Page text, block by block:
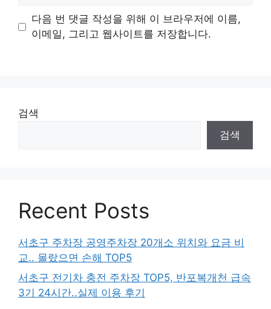
트
다음 번 댓글 작성을 위해 이 브라우저에 이름,
이메일, 그리고 웹사이트를 저장합니다.
검색
검색
Recent Posts
서초구 주차장 공영주차장 20개소 위치와 요금 비
교.. 몰랐으면 손해 TOP5
서초구 전기차 충전 주차장 TOP5, 반포복개천 급속
3기 24시간..실제 이용 후기